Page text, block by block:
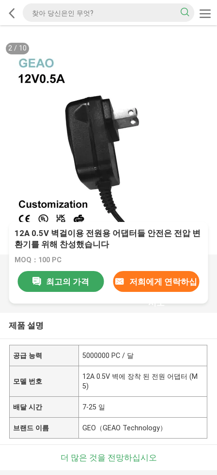
2/ 10
12A 0.5V 벽걸이용 전원용 어댑터들 안전은 전압 변
환기를 위해 찬성했습니다
MOQ：100 PC
최고의 가격 저희에게 연락하십
시오
제품 설명
공급 능력 5000000 PC / 달
모델 번호
12A 0.5V 벽에 장착 된 전원 어댑터 (M
5)
배달 시간 7-25 일
브랜드 이름 GEO（GEAO Technology）
더 많은 것을 전망하십시오